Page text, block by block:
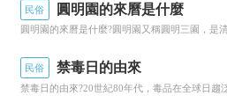
民俗 圓明園的來曆是什麼
民俗 禁毒日的由來